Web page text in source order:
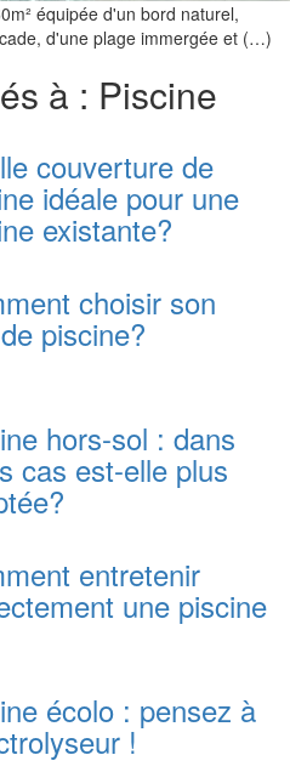
équipée d'un bord naturel,
d'une plage immergée et (…)
à : Piscine
couverture de
idéale pour une
existante?
choisir son
piscine?
hors-sol : dans
cas est-elle plus
entretenir
une piscine
écolo : pensez à
!